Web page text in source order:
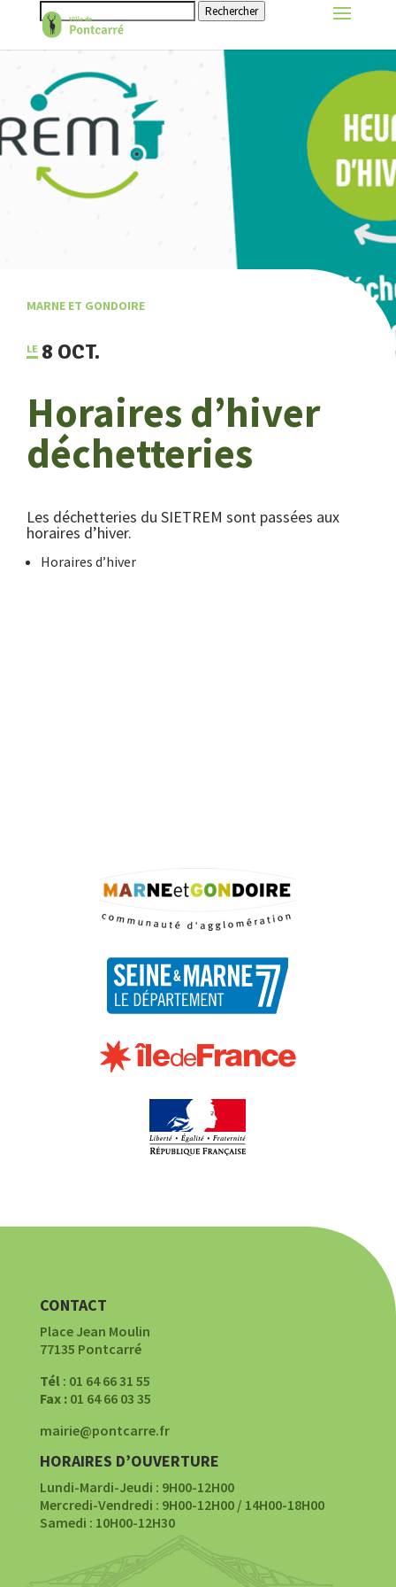
Rechercher
MARNE ET GONDOIRE
8 OCT.
Horaires d’hiver
déchetteries
Les déchetteries du SIETREM sont passées aux
horaires d’hiver.
Horaires d’hiver
CONTACT
Place Jean Moulin
77135 Pontcarré
Tél: 01 64 66 31 55
Fax :01 64 66 03 35
mairie@pontcarre.fr
HORAIRES D’OUVERTURE
Lundi-Mardi-Jeudi : 9H00-12H00
Mercredi-Vendredi : 9H00-12H00 / 14H00-18H00
Samedi : 10H00-12H30